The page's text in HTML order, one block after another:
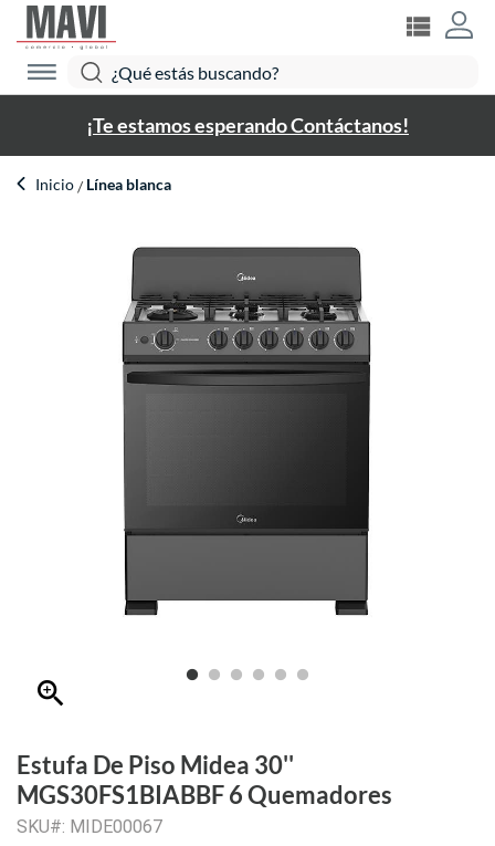
¡Te estamos esperando Contáctanos!
Inicio Línea blanca
zoom_in
Estufa De Piso Midea 30''
MGS30FS1BIABBF 6 Quemadores
SKU#: MIDE00067